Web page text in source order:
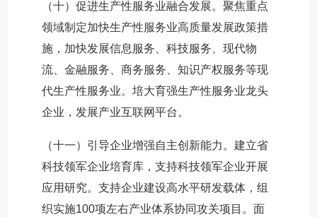
（十）促进生产性服务业融合发展。聚焦重点
领域制定加快生产性服务业高质量发展政策措
施，加快发展信息服务、科技服务、现代物
流、金融服务、商务服务、知识产权服务等现
代生产性服务业。培大育强生产性服务业龙头
企业，发展产业互联网平台。
（十一）引导企业增强自主创新能力。建立省
科技领军企业培育库，支持科技领军企业开展
应用研究。支持企业建设高水平研发载体，组
织实施100项左右产业体系协同攻关项目。面